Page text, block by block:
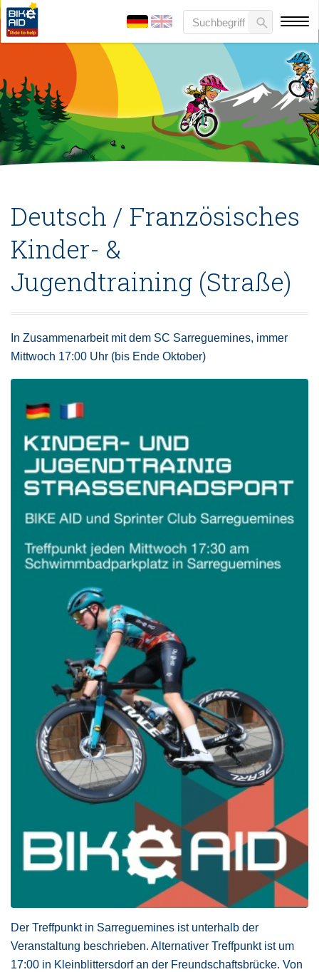
Deutsch / Französisches
Kinder- &
Jugendtraining (Straße)
In Zusammenarbeit mit dem SC Sarreguemines, immer
Mittwoch 17:00 Uhr (bis Ende Oktober)
Der Treffpunkt in Sarreguemines ist unterhalb der
Veranstaltung beschrieben. Alternativer Treffpunkt ist um
17:00 in Kleinblittersdorf an der Freundschaftsbrücke. Von